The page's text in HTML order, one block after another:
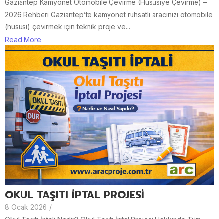
Gaziantep Kamyonet Otomobile Çevirme (Hususiye Çevirme) –
2026 Rehberi Gaziantep’te kamyonet ruhsatlı aracınızı otomobile
(hususi) çevirmek için teknik proje ve...
Read More
OKUL TAŞITI İPTAL PROJESİ
8 Ocak 2026 /